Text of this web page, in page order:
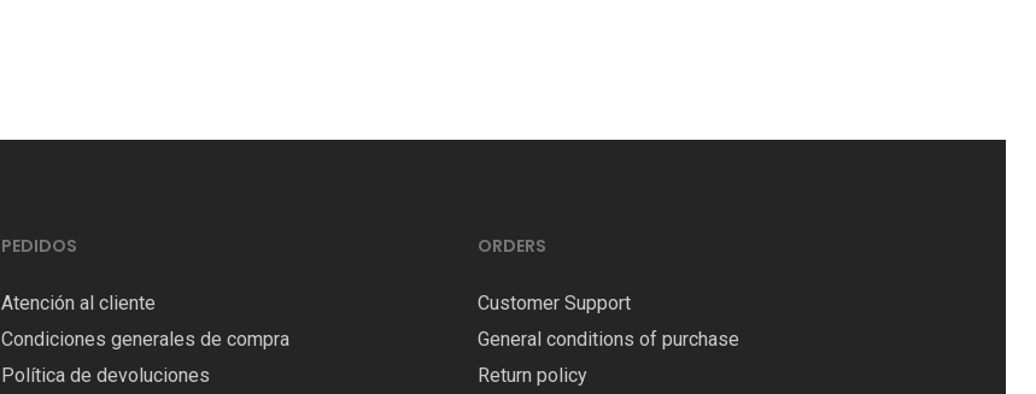
PEDIDOS
Atención al cliente
Condiciones generales de compra
Política de devoluciones
ORDERS
Customer Support
General conditions of purchase
Return policy